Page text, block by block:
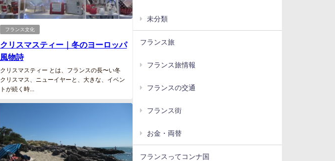
フランス文化
クリスマスティー｜冬のヨーロッパ
風物詩
クリスマスティー とは、フランスの長〜い冬
クリスマス、ニューイヤーと、大きな、イベン
トが続く時...
未分類
フランス旅
フランス旅情報
フランスの交通
フランス街
お金・両替
フランスってコンナ国